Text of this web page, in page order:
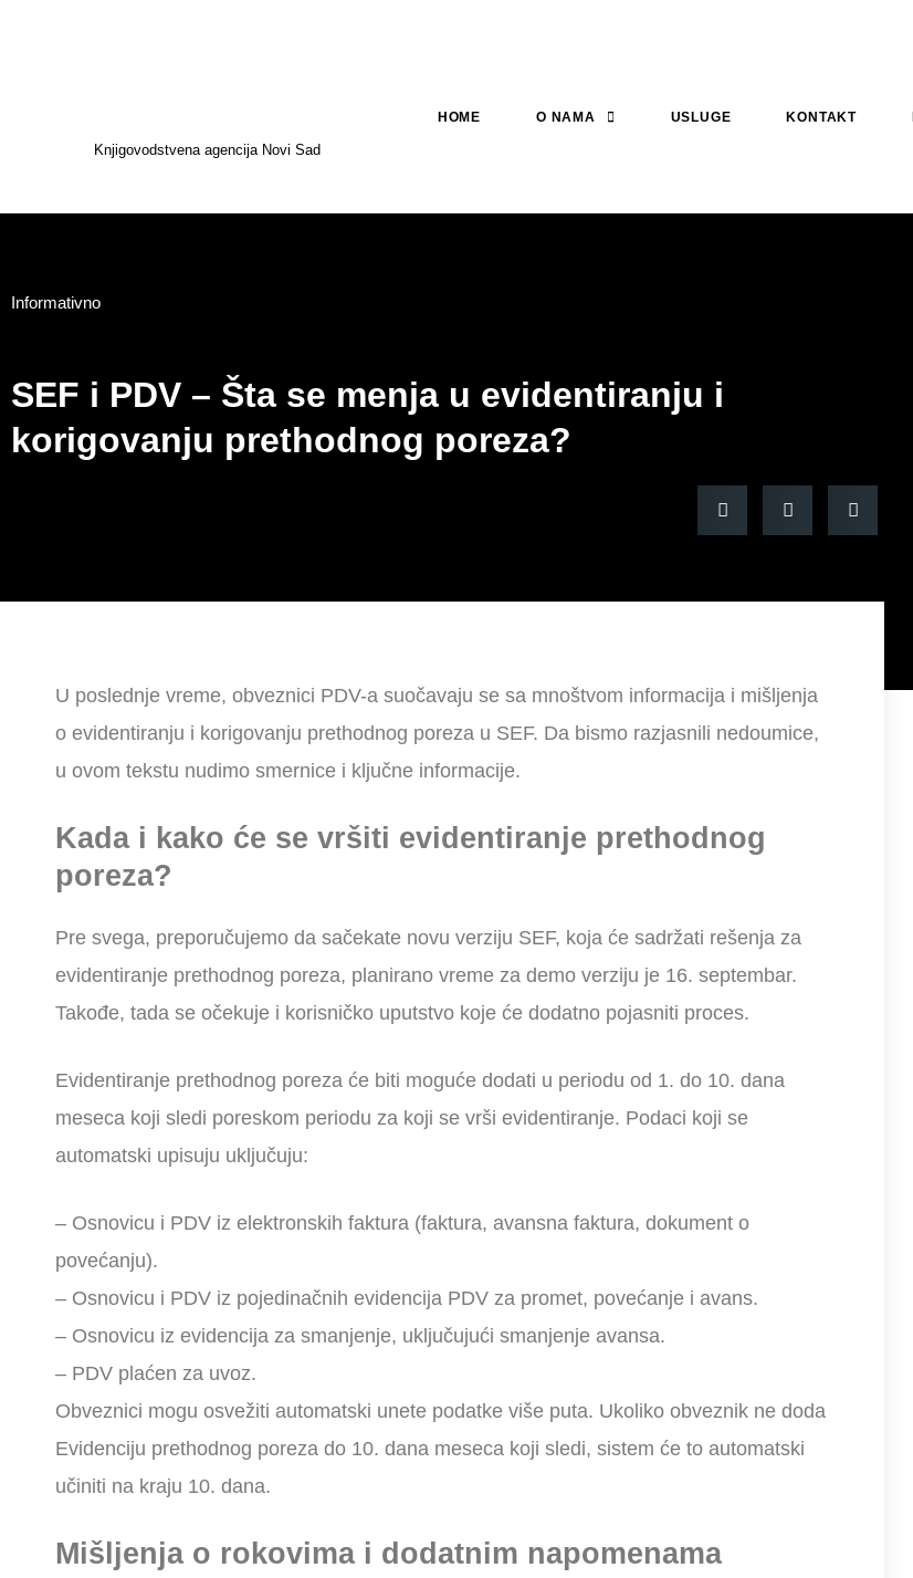
Knjigovodstvena agencija Novi Sad
HOME O NAMA USLUGE KONTAKT
Informativno
SEF i PDV – Šta se menja u evidentiranju i
korigovanju prethodnog poreza?
U poslednje vreme, obveznici PDV-a suočavaju se sa mnoštvom informacija i mišljenja
o evidentiranju i korigovanju prethodnog poreza u SEF. Da bismo razjasnili nedoumice,
u ovom tekstu nudimo smernice i ključne informacije.
Kada i kako će se vršiti evidentiranje prethodnog
poreza?
Pre svega, preporučujemo da sačekate novu verziju SEF, koja će sadržati rešenja za
evidentiranje prethodnog poreza, planirano vreme za demo verziju je 16. septembar.
Takođe, tada se očekuje i korisničko uputstvo koje će dodatno pojasniti proces.
Evidentiranje prethodnog poreza će biti moguće dodati u periodu od 1. do 10. dana
meseca koji sledi poreskom periodu za koji se vrši evidentiranje. Podaci koji se
automatski upisuju uključuju:
– Osnovicu i PDV iz elektronskih faktura (faktura, avansna faktura, dokument o
povećanju).
– Osnovicu i PDV iz pojedinačnih evidencija PDV za promet, povećanje i avans.
– Osnovicu iz evidencija za smanjenje, uključujući smanjenje avansa.
– PDV plaćen za uvoz.
Obveznici mogu osvežiti automatski unete podatke više puta. Ukoliko obveznik ne doda
Evidenciju prethodnog poreza do 10. dana meseca koji sledi, sistem će to automatski
učiniti na kraju 10. dana.
Mišljenja o rokovima i dodatnim napomenama